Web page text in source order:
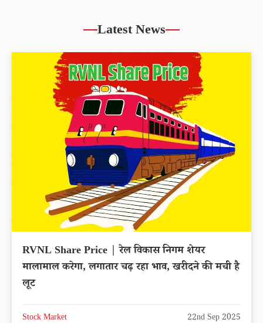
Latest News
RVNL Share Price | रेल विकास निगम शेयर
मालामाल करेगा, लगातार चढ़ रहा भाव, खरीदने की मची है
लूट
Stock Market 22nd Sep 2025